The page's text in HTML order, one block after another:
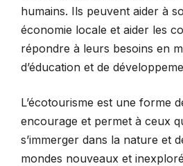
humains. Ils peuvent aider à
économie locale et aider les
répondre à leurs besoins en
d’éducation et de
L’écotourisme est une forme
encourage et permet à ceux
s’immerger dans la nature et
mondes nouveaux et